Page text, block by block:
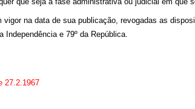
vigor na data de sua publicação, revogadas as
Independência e 79º da República.
27.2.1967